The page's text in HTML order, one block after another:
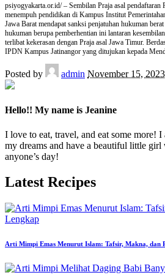
psiyogyakarta.or.id/ – Sembilan Praja asal
menempuh pendidikan di Kampus Institut
Jawa Barat mendapat sanksi penjatuhan hukuman
hukuman berupa pemberhentian ini lantaran
terlibat kekerasan dengan Praja asal Jawa Timur.
IPDN Kampus Jatinangor yang ditujukan kepada
Posted by admin November 15, 2023
Hello!! My name is Jeanine
I love to eat, travel, and eat some more!
my dreams and have a beautiful little girl
anyone’s day!
Latest Recipes
Arti Mimpi Emas Menurut Islam: Tafsir, Makna, dan